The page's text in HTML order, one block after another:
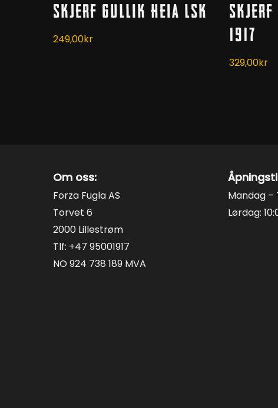
Skjerf Gullik Heia LSK
249,00kr
Skjerf
1917
329,00kr
Om oss:
Forza Fugla AS
Torvet 6
2000 Lillestrøm
Tlf: +47 95001917
NO 924 738 189 MVA
Mandag –
Lørdag: